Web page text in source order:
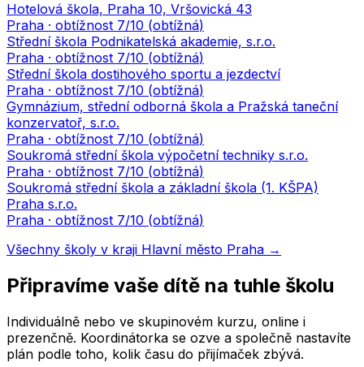
Hotelová škola, Praha 10, Vršovická 43
Praha · obtížnost 7/10 (obtížná)
Střední škola Podnikatelská akademie, s.r.o.
Praha · obtížnost 7/10 (obtížná)
Střední škola dostihového sportu a jezdectví
Praha · obtížnost 7/10 (obtížná)
Gymnázium, střední odborná škola a Pražská taneční
konzervatoř, s.r.o.
Praha · obtížnost 7/10 (obtížná)
Soukromá střední škola výpočetní techniky s.r.o.
Praha · obtížnost 7/10 (obtížná)
Soukromá střední škola a základní škola (1. KŠPA)
Praha s.r.o.
Praha · obtížnost 7/10 (obtížná)
Všechny školy v kraji Hlavní město Praha →
Připravíme vaše dítě na tuhle školu
Individuálně nebo ve skupinovém kurzu, online i
prezenčně. Koordinátorka se ozve a společně nastavíte
plán podle toho, kolik času do přijímaček zbývá.